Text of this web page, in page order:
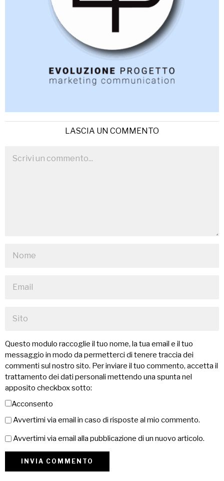
LASCIA UN COMMENTO
Questo modulo raccoglie il tuo nome, la tua email e il tuo
messaggio in modo da permetterci di tenere traccia dei
commenti sul nostro sito. Per inviare il tuo commento, accetta il
trattamento dei dati personali mettendo una spunta nel
apposito checkbox sotto:
Acconsento
Avvertimi via email in caso di risposte al mio commento.
Avvertimi via email alla pubblicazione di un nuovo articolo.